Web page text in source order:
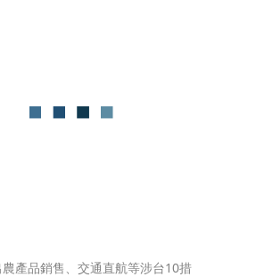
產品銷售、交通直航等涉台10措